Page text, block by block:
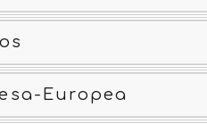
Europea